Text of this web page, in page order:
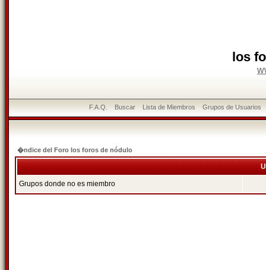
los
F.A.Q. Buscar Lista de Miembros Grupos de Usuarios
�ndice del Foro los foros de nódulo
Grupos donde no es miembro